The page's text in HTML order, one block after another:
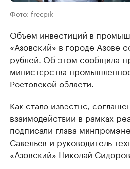
Фото: freepik
Объем инвестиций в
«Азовский» в городе Азове
рублей. Об этом сообщила
министерства
Ростовской области.
Как стало известно,
взаимодействии в рамках
подписали глава
Савельев и руководитель
«Азовский» Николай Сидоров.